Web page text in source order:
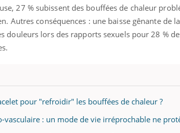
27 % subissent des bouffées de chaleur
Autres conséquences : une baisse gênante de
douleurs lors des rapports sexuels pour 28 %
pour "refroidir" les bouffées de chaleur ?
vasculaire : un mode de vie irréprochable ne